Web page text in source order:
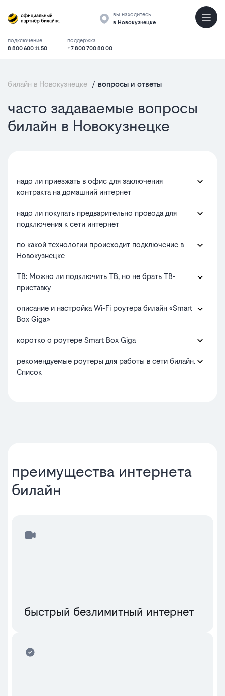
вы находитесь
в Новокузнецке
подключение
8 800 600 11 50
поддержка
+7 800 700 80 00
билайн в Новокузнецке / вопросы и ответы
часто задаваемые вопросы
билайн в Новокузнецке
домашний
интернет
телевидение
надо ли приезжать в офис для заключения
контракта на домашний интернет
надо ли покупать предварительно провода для
подключения к сети интернет
по какой технологии происходит подключение в
Новокузнецке
ТВ: Можно ли подключить ТВ, но не брать ТВ-
приставку
описание и настройка Wi-Fi роутера билайн «Smart
Box Giga»
коротко о роутере Smart Box Giga
рекомендуемые роутеры для работы в сети билайн.
Список
преимущества интернета
билайн
быстрый безлимитный интернет